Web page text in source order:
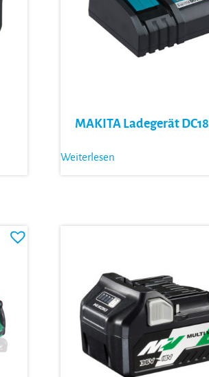
MAKITA Ladegerät
Weiterlesen